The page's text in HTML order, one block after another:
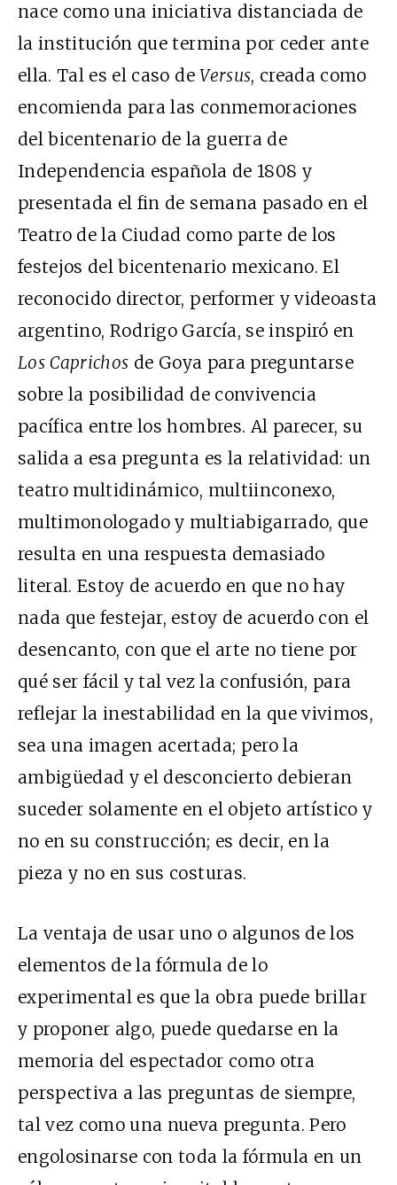
nace como una iniciativa distanciada de
la institución que termina por ceder ante
ella. Tal es el caso deVersus, creada como
encomienda para las conmemoraciones
del bicentenario de la guerra de
Independencia española de 1808 y
presentada el fin de semana pasado en el
Teatro de la Ciudad como parte de los
festejos del bicentenario mexicano. El
reconocido director, performer y videoasta
argentino, Rodrigo García, se inspiró en
Los Caprichos de Goya para preguntarse
sobre la posibilidad de convivencia
pacífica entre los hombres. Al parecer, su
salida a esa pregunta es la relatividad: un
teatro multidinámico, multiinconexo,
multimonologado y multiabigarrado, que
resulta en una respuesta demasiado
literal. Estoy de acuerdo en que no hay
nada que festejar, estoy de acuerdo con el
desencanto, con que el arte no tiene por
qué ser fácil y tal vez la confusión, para
reflejar la inestabilidad en la que vivimos,
sea una imagen acertada; pero la
ambigüedad y el desconcierto debieran
suceder solamente en el objeto artístico y
no en su construcción; es decir, en la
pieza y no en sus costuras.
La ventaja de usar uno o algunos de los
elementos de la fórmula de lo
experimental es que la obra puede brillar
y proponer algo, puede quedarse en la
memoria del espectador como otra
perspectiva a las preguntas de siempre,
tal vez como una nueva pregunta. Pero
engolosinarse con toda la fórmula en un